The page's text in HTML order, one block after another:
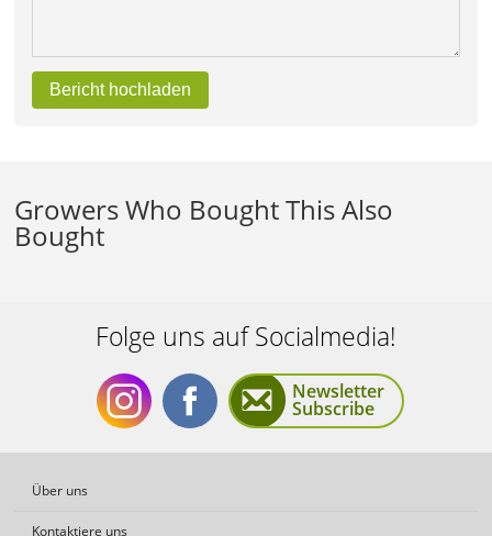
Bericht hochladen
Growers Who Bought This Also
Bought
Folge uns auf Socialmedia!
FolgeFolge
Newsletter
Subscribe
Über uns
Kontaktiere uns